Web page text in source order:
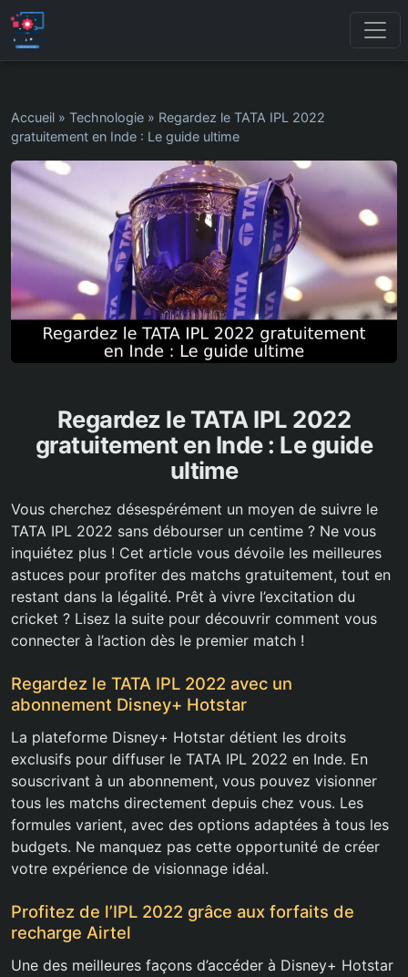
Accueil » Technologie » Regardez le TATA IPL 2022
gratuitement en Inde : Le guide ultime
Regardez le TATA IPL 2022
gratuitement en Inde : Le guide
ultime
Vous cherchez désespérément un moyen de suivre le
TATA IPL 2022 sans débourser un centime ? Ne vous
inquiétez plus ! Cet article vous dévoile les meilleures
astuces pour profiter des matchs gratuitement, tout en
restant dans la légalité. Prêt à vivre l’excitation du
cricket ? Lisez la suite pour découvrir comment vous
connecter à l’action dès le premier match !
Regardez le TATA IPL 2022 avec un
abonnement Disney+ Hotstar
La plateforme Disney+ Hotstar détient les droits
exclusifs pour diffuser le TATA IPL 2022 en Inde. En
souscrivant à un abonnement, vous pouvez visionner
tous les matchs directement depuis chez vous. Les
formules varient, avec des options adaptées à tous les
budgets. Ne manquez pas cette opportunité de créer
votre expérience de visionnage idéal.
Profitez de l’IPL 2022 grâce aux forfaits de
recharge Airtel
Une des meilleures façons d’accéder à Disney+ Hotstar